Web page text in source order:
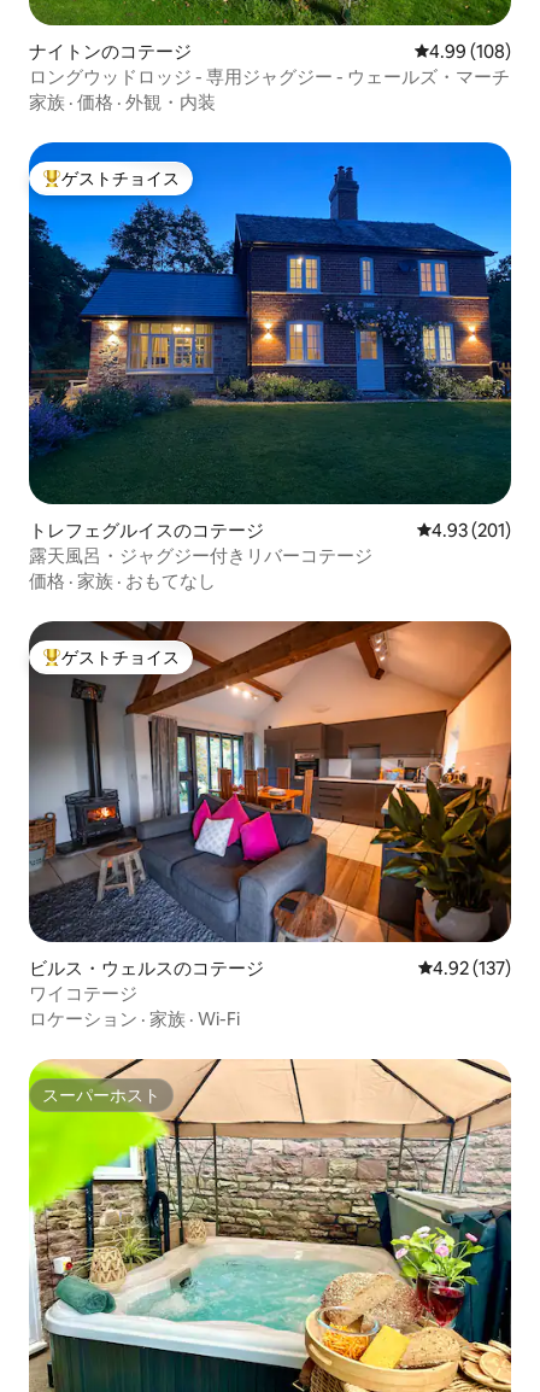
ナイトンのコテージ レビュー108
4.99 (108)
ロングウッドロッジ - 専用ジャグジー - ウェールズ・マーチ
家族 · 価格 · 外観・内装
大好評のゲストチョイスです。
ゲストチョイス
トレフェグルイスのコテージ レビュー201
4.93 (201)
露天風呂・ジャグジー付きリバーコテージ
価格 · 家族 · おもてなし
大好評のゲストチョイスです。
ゲストチョイス
ビルス・ウェルスのコテージ レビュー137
4.92 (137)
ワイコテージ
ロケーション · 家族 · Wi-Fi
スーパーホスト
スーパーホスト